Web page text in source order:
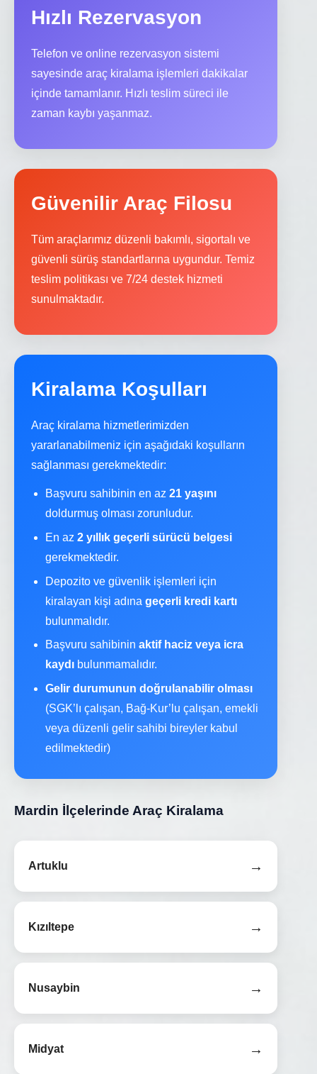
Hızlı Rezervasyon
Telefon ve online rezervasyon sistemi
sayesinde araç kiralama işlemleri dakikalar
içinde tamamlanır. Hızlı teslim süreci ile
zaman kaybı yaşanmaz.
Güvenilir Araç Filosu
Tüm araçlarımız düzenli bakımlı, sigortalı ve
güvenli sürüş standartlarına uygundur. Temiz
teslim politikası ve 7/24 destek hizmeti
sunulmaktadır.
Kiralama Koşulları
Araç kiralama hizmetlerimizden
yararlanabilmeniz için aşağıdaki koşulların
sağlanması gerekmektedir:
Başvuru sahibinin en az 21 yaşını
doldurmuş olması zorunludur.
En az 2 yıllık geçerli sürücü belgesi
gerekmektedir.
Depozito ve güvenlik işlemleri için
kiralayan kişi adına geçerli kredi kartı
bulunmalıdır.
Başvuru sahibinin aktif haciz veya icra
kaydı bulunmamalıdır.
Gelir durumunun doğrulanabilir olması
(SGK’lı çalışan, Bağ-Kur’lu çalışan, emekli
veya düzenli gelir sahibi bireyler kabul
edilmektedir)
Mardin İlçelerinde Araç Kiralama
Artuklu →
Kızıltepe →
Nusaybin →
Midyat →